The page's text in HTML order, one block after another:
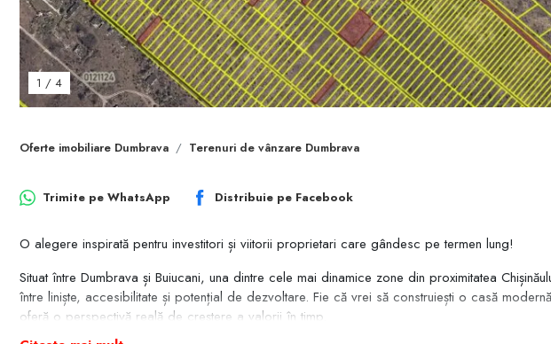
1 / 4
Oferte imobiliare Dumbrava Terenuri de vânzare Dumbrava
Trimite pe WhatsApp Distribuie pe Facebook
O alegere inspirată pentru investitori și viitorii proprietari care gândesc pe termen lung!
Situat între Dumbrava și Buiucani, una dintre cele mai dinamice zone din proximitatea
între liniște, accesibilitate și potențial de dezvoltare. Fie că vrei să construiești o casă
oferă o perspectivă reală de creștere a valorii în timp.